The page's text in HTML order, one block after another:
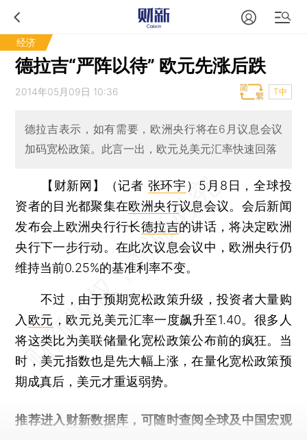
经济
德拉吉“严阵以待” 欧元先涨后跌
2014年05月09日 10:36 T中
德拉吉表示，如有需要，欧洲央行将在6月议息会议
加码宽松政策。此言一出，欧元兑美元汇率快速回落
【财新网】（记者 张环宇 ） 5月8日，全球投
资者的目光都聚集在欧洲央行议息会议。会后新闻
发布会上欧洲央行行长德拉吉的讲话，将决定欧洲
央行下一步行动。在此次议息会议中，欧洲央行仍
维持当前0.25%的基准利率不变。
不过，由于预期宽松政策升级，投资者大量购
入 欧元 ，欧元兑美元汇率一度飙升至1.40。很多人
将这类比为美联储量化宽松政策公布前的疯狂。当
时，美元指数也是先大幅上涨，在量化宽松政策预
期成真后，美元才重返弱势。
推荐进入 财新数据库 ，可随时查阅全球及中国宏观